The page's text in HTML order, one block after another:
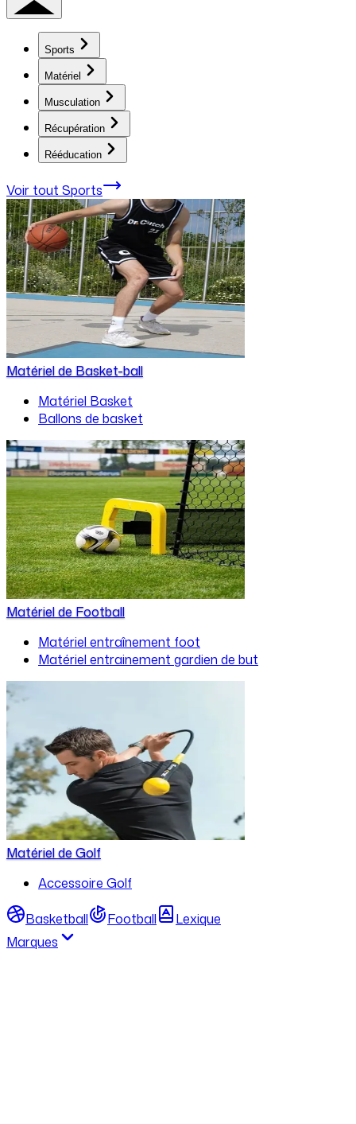
Sports
Matériel
Musculation
Récupération
Rééducation
Voir tout Sports
Matériel de Basket-ball
Matériel Basket
Ballons de basket
Matériel de Football
Matériel entraînement foot
Matériel entrainement gardien de but
Matériel de Golf
Accessoire Golf
Basketball Football
Lexique
Marques